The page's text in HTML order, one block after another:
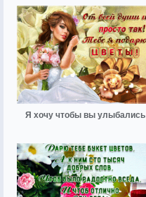
Я хочу чтобы вы улыбались